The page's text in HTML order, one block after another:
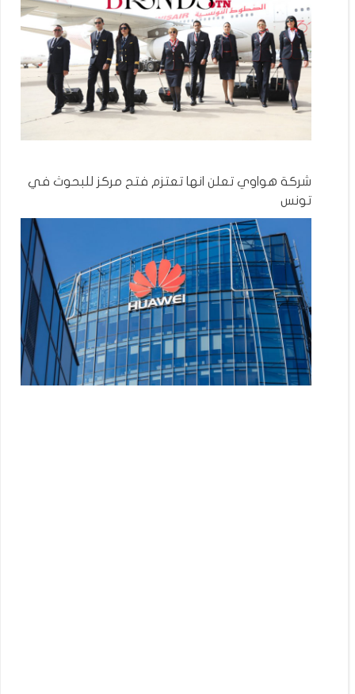
شركة هواوي تعلن انها تعتزم فتح مركز للبحوث في
تونس